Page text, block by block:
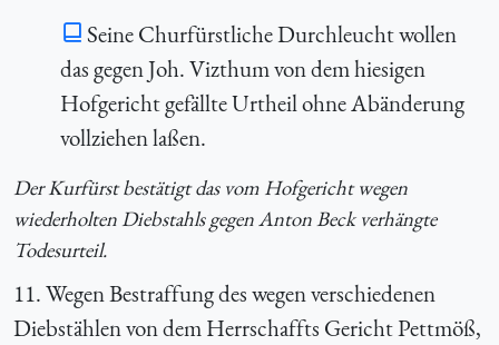
Seine Churfürstliche Durchleucht wollen
das gegen Joh. Vizthum von dem hiesigen
Hofgericht gefällte Urtheil ohne Abänderung
vollziehen laßen.
Der Kurfürst bestätigt das vom Hofgericht wegen
wiederholten Diebstahls gegen Anton Beck verhängte
Todesurteil.
11. Wegen Bestraffung des wegen verschiedenen
Diebstählen von dem Herrschaffts Gericht Pettmöß,